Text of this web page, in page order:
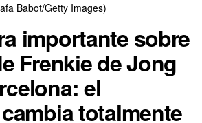
Babot/Getty Images)
importante sobre
Frenkie de Jong
el
totalmente